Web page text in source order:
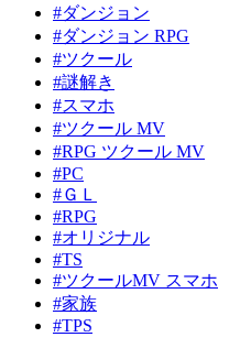
#ダンジョン
#ダンジョン RPG
#ツクール
#謎解き
#スマホ
#ツクール MV
#RPG ツクール MV
#PC
#ＧＬ
#RPG
#オリジナル
#TS
#ツクールMV スマホ
#家族
#TPS